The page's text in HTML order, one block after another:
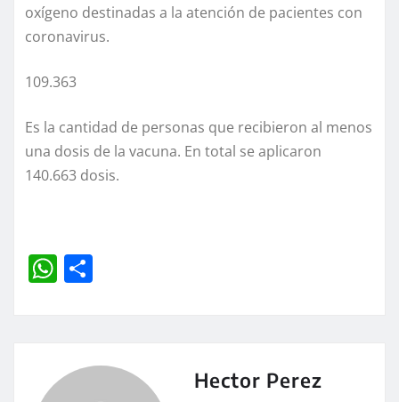
oxígeno destinadas a la atención de pacientes con
coronavirus.
109.363
Es la cantidad de personas que recibieron al menos
una dosis de la vacuna. En total se aplicaron
140.663 dosis.
W
A Hector Perez